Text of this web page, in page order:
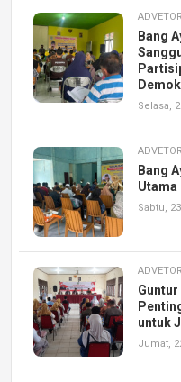
Bang
Selasa,
Bang
Utama
Sabtu,
Guntur
untuk
Jumat,